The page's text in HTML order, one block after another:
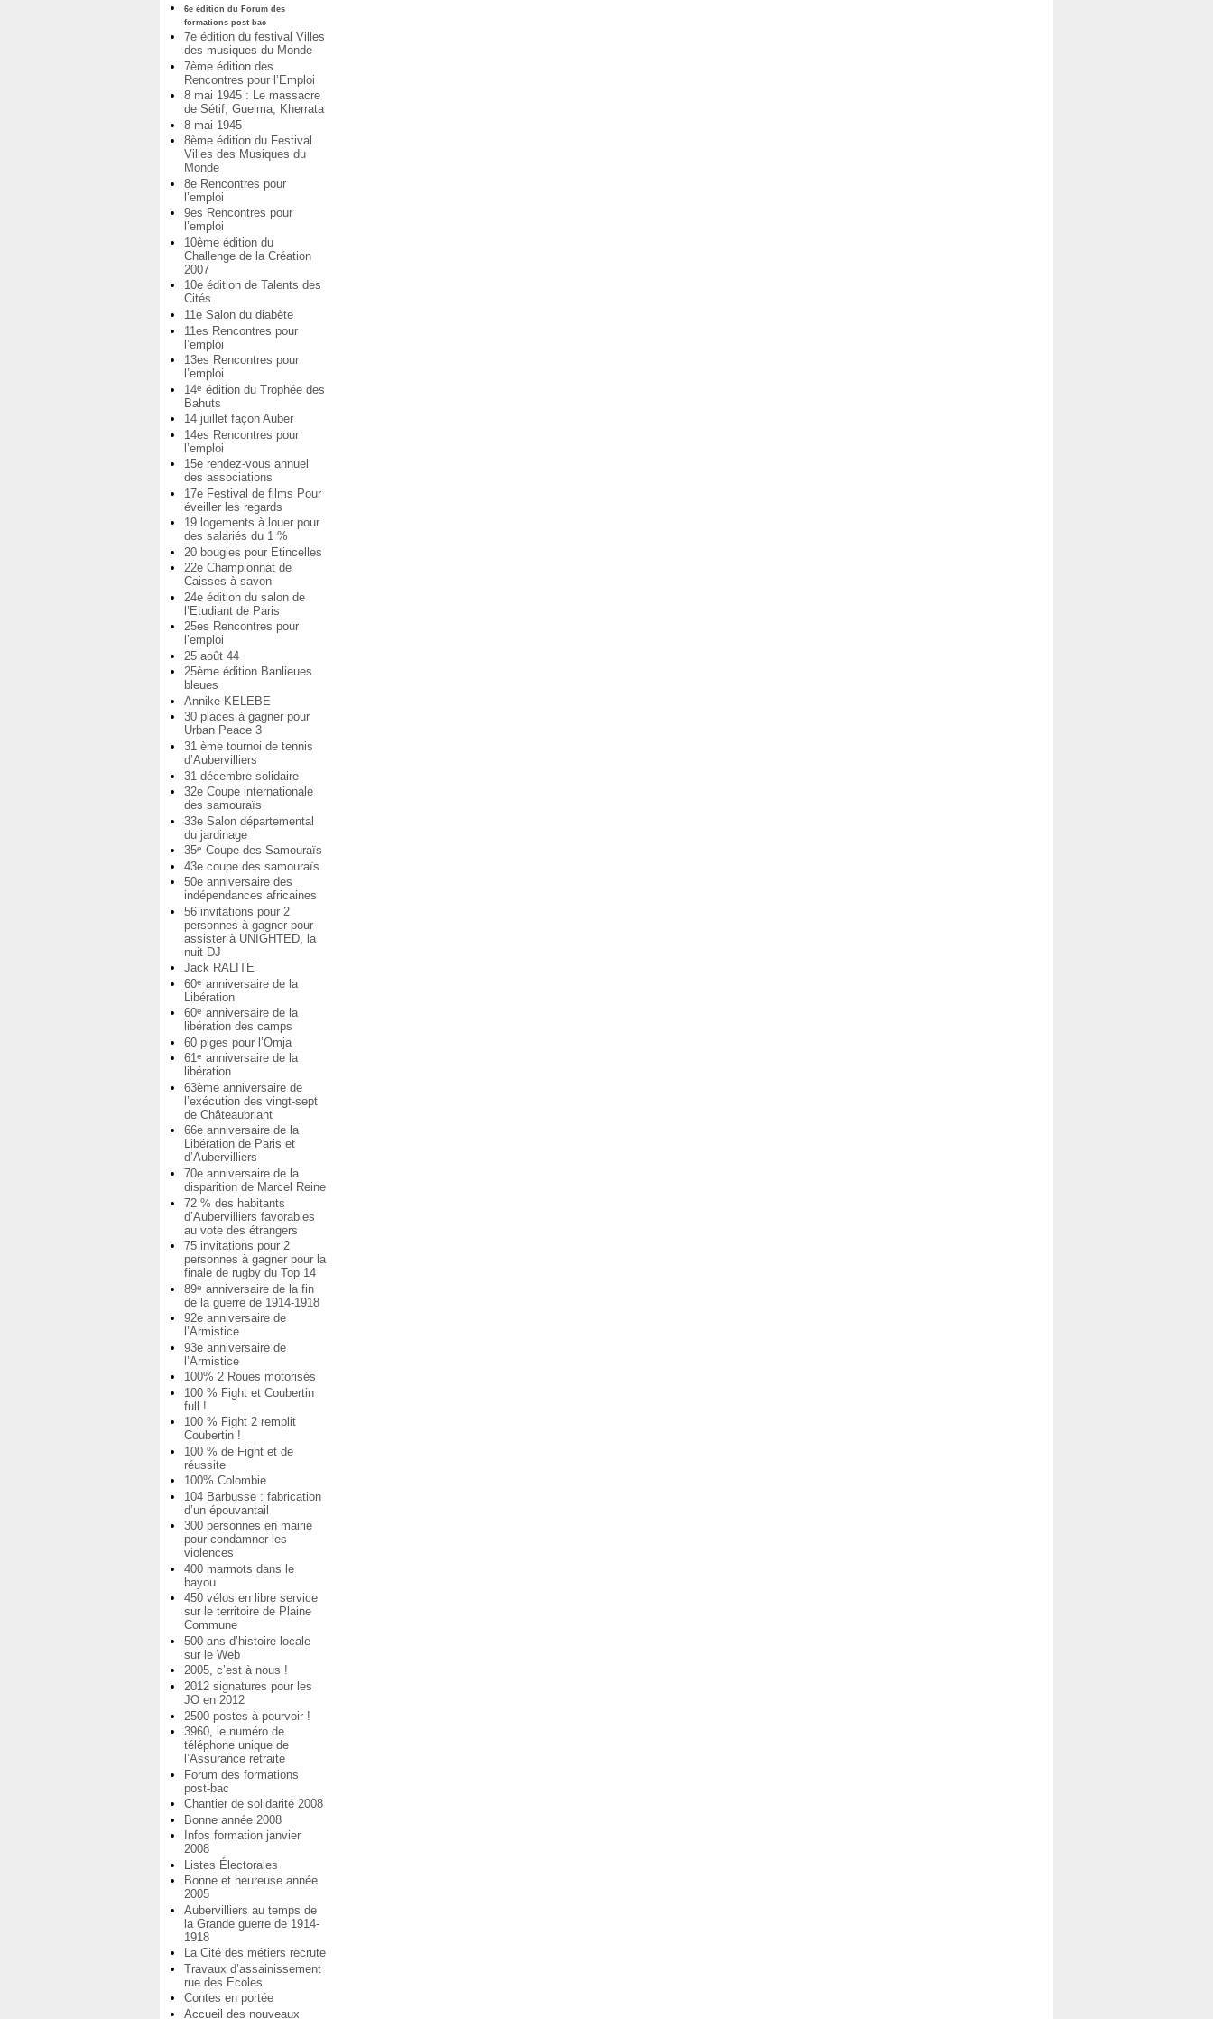
6e édition du Forum des
formations post-bac
7e édition du festival Villes
des musiques du Monde
7ème édition des
Rencontres pour l’Emploi
8 mai 1945 : Le massacre
de Sétif, Guelma, Kherrata
8 mai 1945
8ème édition du Festival
Villes des Musiques du
Monde
8e Rencontres pour
l’emploi
9es Rencontres pour
l’emploi
10ème édition du
Challenge de la Création
2007
10e édition de Talents des
Cités
11e Salon du diabète
11es Rencontres pour
l’emploi
13es Rencontres pour
l’emploi
14e édition du Trophée des
Bahuts
14 juillet façon Auber
14es Rencontres pour
l’emploi
15e rendez-vous annuel
des associations
17e Festival de films Pour
éveiller les regards
19 logements à louer pour
des salariés du 1 %
20 bougies pour Etincelles
22e Championnat de
Caisses à savon
24e édition du salon de
l’Etudiant de Paris
25es Rencontres pour
l’emploi
25 août 44
25ème édition Banlieues
bleues
Annike KELEBE
30 places à gagner pour
Urban Peace 3
31 ème tournoi de tennis
d’Aubervilliers
31 décembre solidaire
32e Coupe internationale
des samouraïs
33e Salon départemental
du jardinage
35e Coupe des Samouraïs
43e coupe des samouraïs
50e anniversaire des
indépendances africaines
56 invitations pour 2
personnes à gagner pour
assister à UNIGHTED, la
nuit DJ
Jack RALITE
60e anniversaire de la
Libération
60e anniversaire de la
libération des camps
60 piges pour l’Omja
61e anniversaire de la
libération
63ème anniversaire de
l’exécution des vingt-sept
de Châteaubriant
66e anniversaire de la
Libération de Paris et
d’Aubervilliers
70e anniversaire de la
disparition de Marcel Reine
72 % des habitants
d’Aubervilliers favorables
au vote des étrangers
75 invitations pour 2
personnes à gagner pour la
finale de rugby du Top 14
89e anniversaire de la fin
de la guerre de 1914-1918
92e anniversaire de
l’Armistice
93e anniversaire de
l’Armistice
100% 2 Roues motorisés
100 % Fight et Coubertin
full !
100 % Fight 2 remplit
Coubertin !
100 % de Fight et de
réussite
100% Colombie
104 Barbusse : fabrication
d’un épouvantail
300 personnes en mairie
pour condamner les
violences
400 marmots dans le
bayou
450 vélos en libre service
sur le territoire de Plaine
Commune
500 ans d’histoire locale
sur le Web
2005, c’est à nous !
2012 signatures pour les
JO en 2012
2500 postes à pourvoir !
3960, le numéro de
téléphone unique de
l’Assurance retraite
Forum des formations
post-bac
Chantier de solidarité 2008
Bonne année 2008
Infos formation janvier
2008
Listes Électorales
Bonne et heureuse année
2005
Aubervilliers au temps de
la Grande guerre de 1914-
1918
La Cité des métiers recrute
Travaux d’assainissement
rue des Ecoles
Contes en portée
Accueil des nouveaux